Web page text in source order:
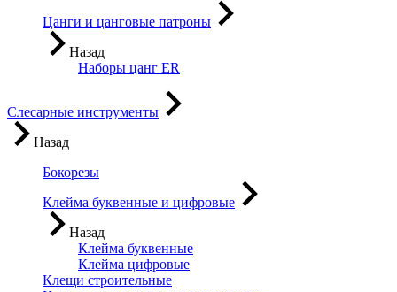
Цанги и цанговые патроны
Назад
Наборы цанг ER
Слесарные инструменты
Назад
Бокорезы
Клейма буквенные и цифровые
Назад
Клейма буквенные
Клейма цифровые
Клещи строительные